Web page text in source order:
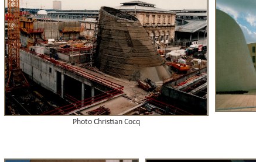
Photo Christian Cocq